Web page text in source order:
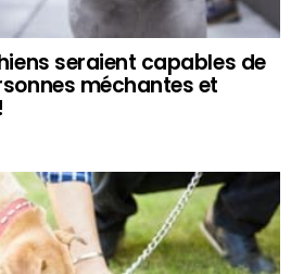
seraient capables de
méchantes et